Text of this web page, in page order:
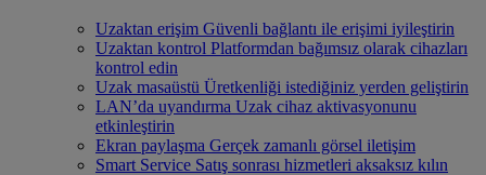
Uzaktan erişim Güvenli bağlantı ile erişimi iyileştirin
Uzaktan kontrol Platformdan bağımsız olarak cihazları
kontrol edin
Uzak masaüstü Üretkenliği istediğiniz yerden geliştirin
LAN’da uyandırma Uzak cihaz aktivasyonunu
etkinleştirin
Ekran paylaşma Gerçek zamanlı görsel iletişim
Smart Service Satış sonrası hizmetleri aksaksız kılın